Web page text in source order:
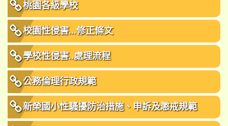
桃園各級學校
校園性侵害...修正條文
學校性侵害..處理流程
公務倫理行政規範
新榮國小性騷擾防治措施、申訴及懲戒規範